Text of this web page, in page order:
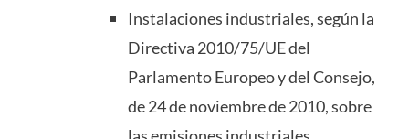
Instalaciones industriales, según la
Directiva 2010/75/UE del
Parlamento Europeo y del Consejo,
de 24 de noviembre de 2010, sobre